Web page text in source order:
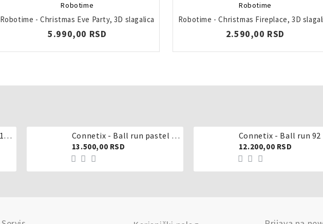
Robotime
Robotime - Christmas Eve Party, 3D slagalica
5.990,00 RSD
Robotime
Robotime - Christmas Fireplace, 3D
2.590,00 RSD
Connetix - Creative pack 102 dela Connetix - Ball run pastel 106 delova
13.500,00 RSD
Connetix - Ball run 92
12.200,00 RSD